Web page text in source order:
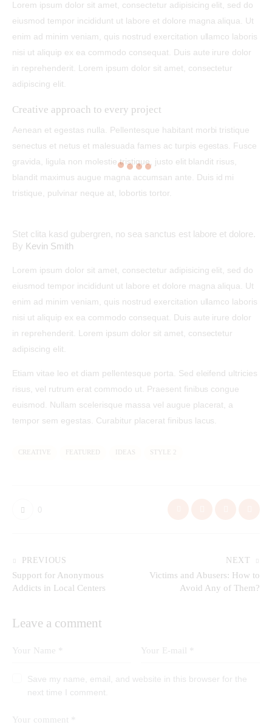
Lorem ipsum dolor sit amet, consectetur adipisicing elit, sed do
eiusmod tempor incididunt ut labore et dolore magna aliqua. Ut
enim ad minim veniam, quis nostrud exercitation ullamco laboris
nisi ut aliquip ex ea commodo consequat. Duis aute irure dolor
in reprehenderit. Lorem ipsum dolor sit amet, consectetur
adipiscing elit.
Creative approach to every project
Aenean et egestas nulla. Pellentesque habitant morbi tristique
senectus et netus et malesuada fames ac turpis egestas. Fusce
gravida, ligula non molestie tristique, justo elit blandit risus,
blandit maximus augue magna accumsan ante. Duis id mi
tristique, pulvinar neque at, lobortis tortor.
Stet clita kasd gubergren, no sea sanctus est labore et dolore.
By Kevin Smith
Lorem ipsum dolor sit amet, consectetur adipisicing elit, sed do
eiusmod tempor incididunt ut labore et dolore magna aliqua. Ut
enim ad minim veniam, quis nostrud exercitation ullamco laboris
nisi ut aliquip ex ea commodo consequat. Duis aute irure dolor
in reprehenderit. Lorem ipsum dolor sit amet, consectetur
adipiscing elit.
Etiam vitae leo et diam pellentesque porta. Sed eleifend ultricies
risus, vel rutrum erat commodo ut. Praesent finibus congue
euismod. Nullam scelerisque massa vel augue placerat, a
tempor sem egestas. Curabitur placerat finibus lacus.
CREATIVE FEATURED IDEAS STYLE 2
0
Post
navigation
PREVIOUS
Support for Anonymous
Addicts in Local Centers
NEXT
Victims and Abusers: How to
Avoid Any of Them?
Leave a comment
Save my name, email, and website in this browser for the
next time I comment.